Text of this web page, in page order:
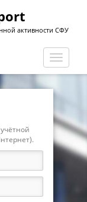
активности СФУ